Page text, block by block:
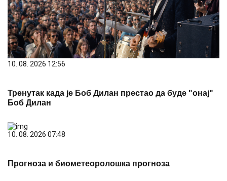
10. 08. 2026 12:56
Тренутак када је Боб Дилан престао да буде "онај"
Боб Дилан
10. 08. 2026 07:48
Прогноза и биометеоролошка прогноза